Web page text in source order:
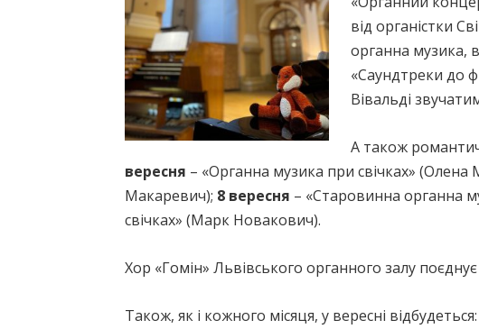
від органістки
органна музика,
«Саундтреки до
Вівальді
А також
вересня – «Органна музика при свічках»
Макаревич); 8 вересня – «Старовинна органна
свічках» (Марк Новакович).
Хор «Гомін» Львівського органного залу
Також, як і кожного місяця, у вересні